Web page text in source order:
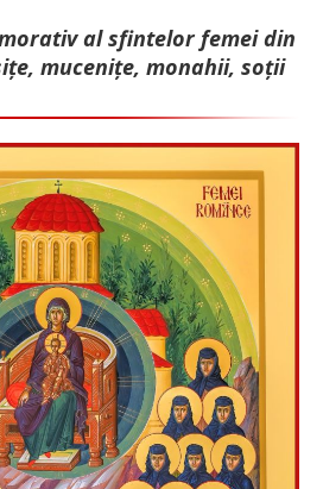
al sfintelor femei din
mu­cenițe, monahii, soții